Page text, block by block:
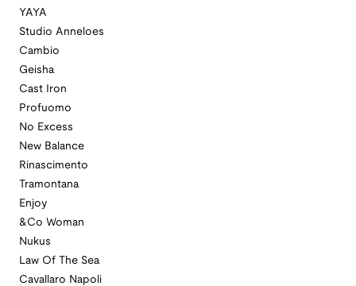
YAYA
Studio Anneloes
Cambio
Geisha
Cast Iron
Profuomo
No Excess
New Balance
Rinascimento
Tramontana
Enjoy
&Co Woman
Nukus
Law Of The Sea
Cavallaro Napoli